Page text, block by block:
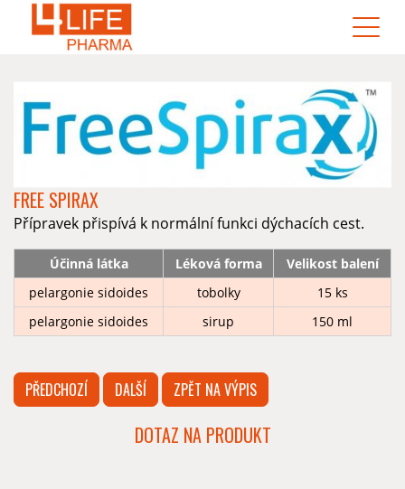
FREE SPIRAX
Přípravek přispívá k normální funkci dýchacích cest.
Účinná látka Léková forma
Velikost balení
pelargonie sidoides
tobolky
15 ks
pelargonie sidoides
sirup 150 ml
PŘEDCHOZÍ DALŠÍ ZPĚT NA VÝPIS
DOTAZ NA PRODUKT